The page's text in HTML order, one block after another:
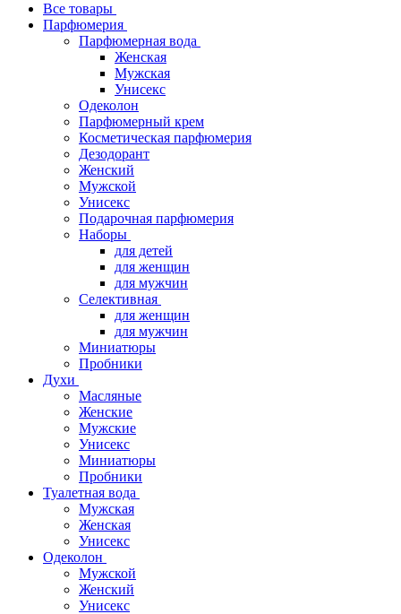
Все товары
Парфюмерия
Парфюмерная вода
Женская
Мужская
Унисекс
Одеколон
Парфюмерный крем
Косметическая парфюмерия
Дезодорант
Женский
Мужской
Унисекс
Подарочная парфюмерия
Наборы
для детей
для женщин
для мужчин
Селективная
для женщин
для мужчин
Миниатюры
Пробники
Духи
Масляные
Женские
Мужские
Унисекс
Миниатюры
Пробники
Туалетная вода
Мужская
Женская
Унисекс
Одеколон
Мужской
Женский
Унисекс